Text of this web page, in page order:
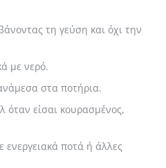
τη γεύση και όχι την
με νερό.
στα ποτήρια.
όταν είσαι κουρασμένος,
ποτά ή άλλες